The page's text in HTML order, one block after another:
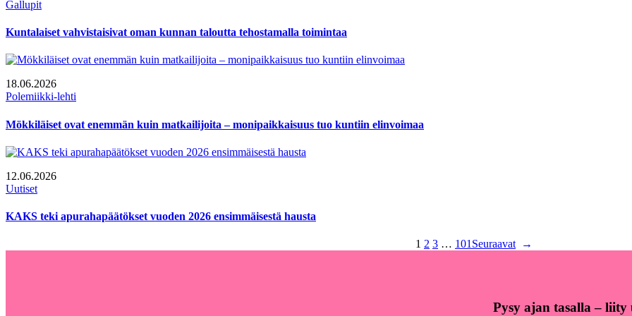
Gallupit
Kuntalaiset vahvistaisivat oman kunnan taloutta tehostamalla toimintaa
18.06.2026
Polemiikki-lehti
Mökkiläiset ovat enemmän kuin matkailijoita – monipaikkaisuus tuo kuntiin elinvoimaa
12.06.2026
Uutiset
KAKS teki apurahapäätökset vuoden 2026 ensimmäisestä hausta
1 2 3 … 101 Seuraavat →
Pysy ajan tasalla – liity